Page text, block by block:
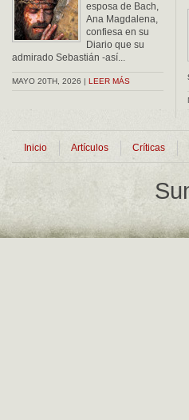
esposa de Bach,
Ana Magdalena,
confiesa en su
Diario que su
admirado Sebastián -así...
MAYO 20TH, 2026 | LEER MÁS
Inicio Artículos Críticas